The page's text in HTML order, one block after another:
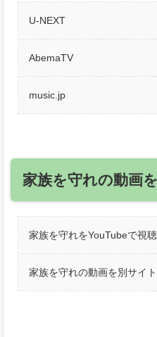
U-NEXT
AbemaTV
music.jp
家族を守れの動画
家族を守れをYouTubeで視
家族を守れの動画を別サイ